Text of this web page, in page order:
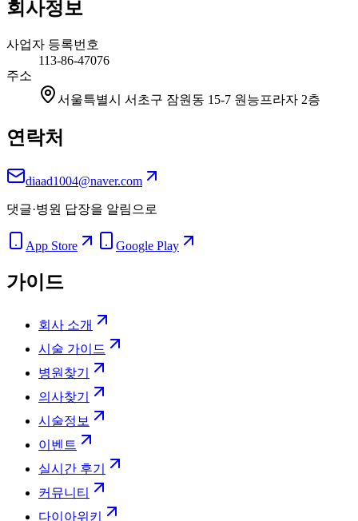
회사정보
사업자 등록번호
113-86-47076
주소
서울특별시 서초구 잠원동 15-7 원능프라자 2층
연락처
diaad1004@naver.com
댓글·병원 답장을 알림으로
App Store Google Play
가이드
회사 소개
시술 가이드
병원찾기
의사찾기
시술정보
이벤트
실시간 후기
커뮤니티
다이아위키